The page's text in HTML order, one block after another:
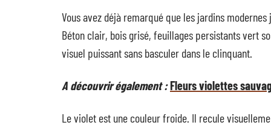
Vous avez déjà remarqué que les jardins
Béton clair, bois grisé, feuillages persistants vert
visuel puissant sans basculer dans le clinquant.
A découvrir également :Fleurs violettes
Le violet est une couleur froide. Il recule